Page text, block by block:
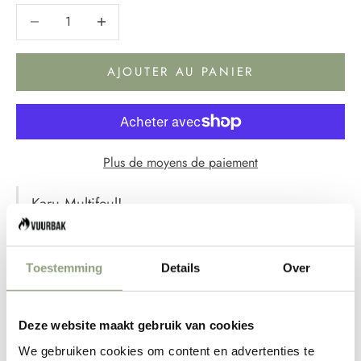
Toestemming Details Over
Deze website maakt gebruik van cookies
We gebruiken cookies om content en advertenties te
Diminuer la quantitéDiminuer la quantité
AJOUTER AU PANIER
Plus de moyens de paiement
Karu Multifeul!
Transformez votre jardin en
PIZZA HUT avec l'incroyable
Ooni Karu
Plusieurs options de